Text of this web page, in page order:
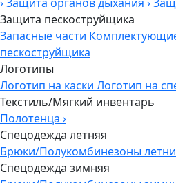
›Защита органов дыхания ›
Защита пескоструйщика
Запасные части
пескоструйщика
Логотипы
Логотип на каски Логотип на
Текстиль/Мягкий инвентарь
Полотенца ›
Спецодежда летняя
Брюки/Полукомбинезоны
Спецодежда зимняя